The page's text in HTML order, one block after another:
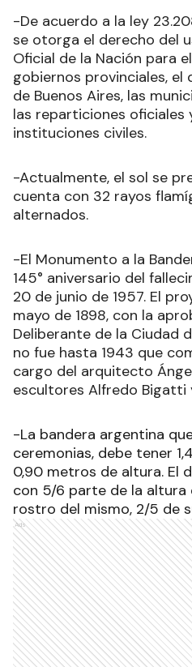
-De acuerdo a la ley
se otorga el derecho del
Oficial de la Nación para
gobiernos provinciales, el
de Buenos Aires, las
las reparticiones oficiales
instituciones civiles.
-Actualmente, el sol se
cuenta con 32 rayos
alternados.
-El Monumento a la
145° aniversario del
20 de junio de 1957. El
mayo de 1898, con la
Deliberante de la Ciudad
no fue hasta 1943 que
cargo del arquitecto
escultores Alfredo Bigatti
-La bandera argentina
ceremonias, debe tener
0,90 metros de altura. El
con 5/6 parte de la altura
rostro del mismo, 2/5 de
Ads